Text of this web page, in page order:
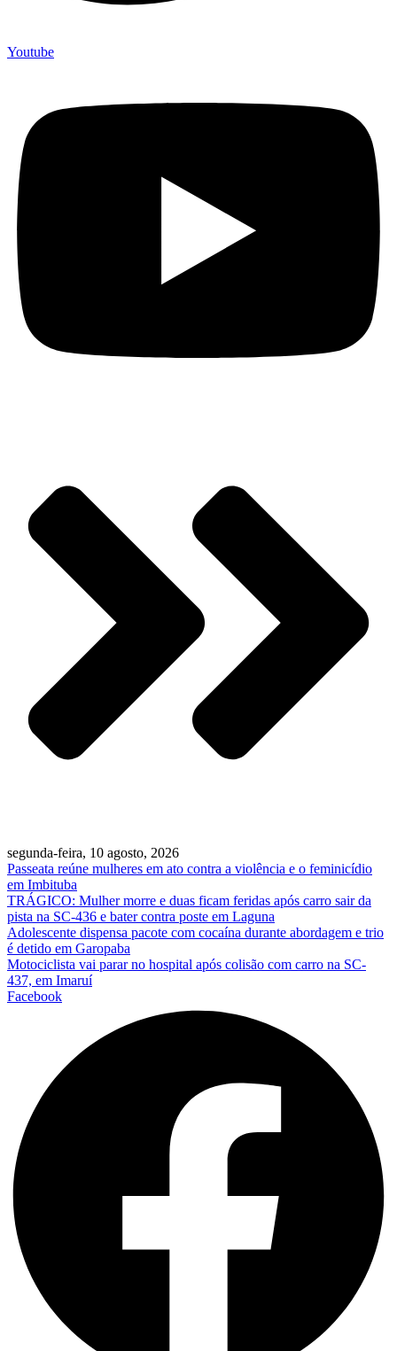
Youtube
segunda-feira, 10 agosto, 2026
Passeata reúne mulheres em ato contra a violência e o feminicídio
em Imbituba
TRÁGICO: Mulher morre e duas ficam feridas após carro sair da
pista na SC-436 e bater contra poste em Laguna
Adolescente dispensa pacote com cocaína durante abordagem e trio
é detido em Garopaba
Motociclista vai parar no hospital após colisão com carro na SC-
437, em Imaruí
Facebook